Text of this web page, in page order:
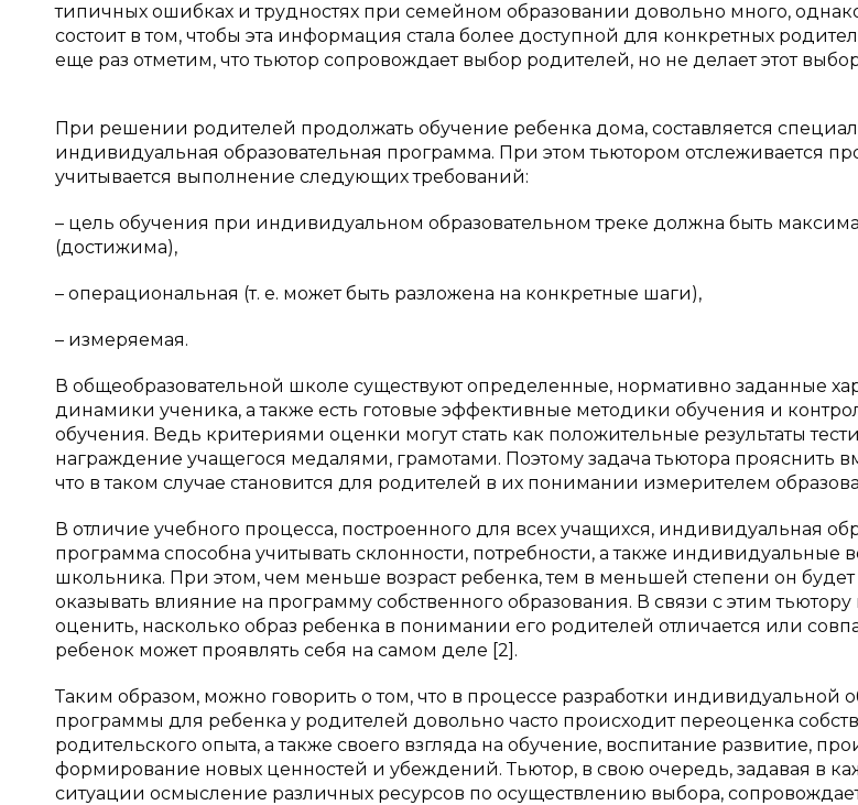
типичных ошибках и трудностях при семейном образовании довольно много,
состоит в том, чтобы эта информация стала более доступной для конкретных
еще раз отметим, что тьютор сопровождает выбор родителей, но не делает этот
При решении родителей продолжать обучение ребенка дома, составляется
индивидуальная образовательная программа. При этом тьютором отслеживается
учитывается выполнение следующих требований:
– цель обучения при индивидуальном образовательном треке должна быть
(достижима),
– операциональная (т. е. может быть разложена на конкретные шаги),
– измеряемая.
В общеобразовательной школе существуют определенные, нормативно заданные
динамики ученика, а также есть готовые эффективные методики обучения и
обучения. Ведь критериями оценки могут стать как положительные результаты
награждение учащегося медалями, грамотами. Поэтому задача тьютора прояснить
что в таком случае становится для родителей в их понимании измерителем
В отличие учебного процесса, построенного для всех учащихся, индивидуальная
программа способна учитывать склонности, потребности, а также индивидуальные
школьника. При этом, чем меньше возраст ребенка, тем в меньшей степени он
оказывать влияние на программу собственного образования. В связи с этим
оценить, насколько образ ребенка в понимании его родителей отличается или
ребенок может проявлять себя на самом деле [2].
Таким образом, можно говорить о том, что в процессе разработки индивидуальной
программы для ребенка у родителей довольно часто происходит переоценка
родительского опыта, а также своего взгляда на обучение, воспитание развитие,
формирование новых ценностей и убеждений. Тьютор, в свою очередь, задавая в
ситуации осмысление различных ресурсов по осуществлению выбора,